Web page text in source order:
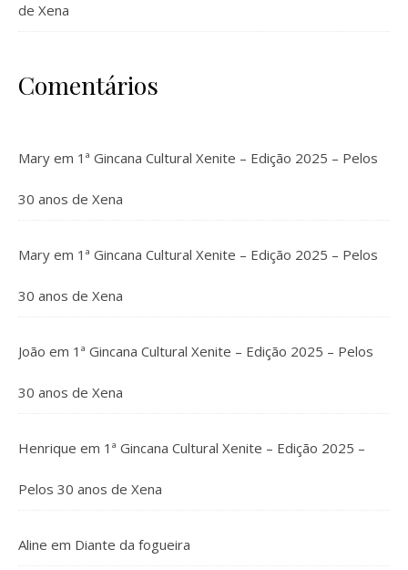
de Xena
Comentários
Mary em 1ª Gincana Cultural Xenite – Edição 2025 – Pelos
30 anos de Xena
Mary em 1ª Gincana Cultural Xenite – Edição 2025 – Pelos
30 anos de Xena
João em 1ª Gincana Cultural Xenite – Edição 2025 – Pelos
30 anos de Xena
Henrique em 1ª Gincana Cultural Xenite – Edição 2025 –
Pelos 30 anos de Xena
Aline em Diante da fogueira